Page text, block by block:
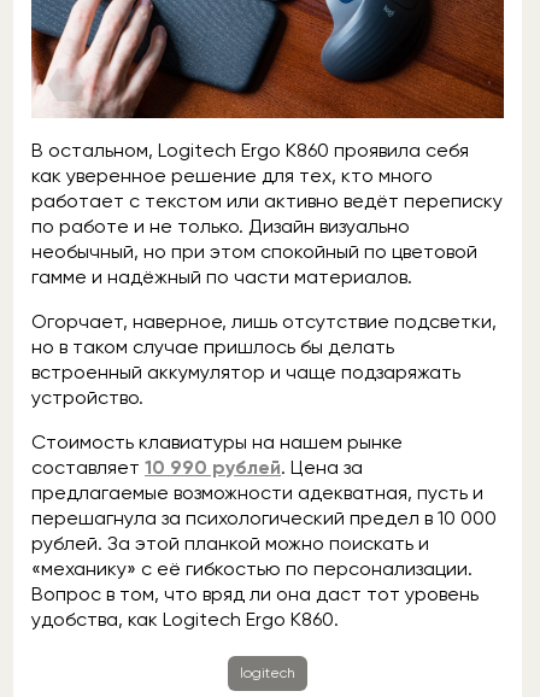
В остальном, Logitech Ergo K860 проявила себя
как уверенное решение для тех, кто много
работает с текстом или активно ведёт переписку
по работе и не только. Дизайн визуально
необычный, но при этом спокойный по цветовой
гамме и надёжный по части материалов.
Огорчает, наверное, лишь отсутствие подсветки,
но в таком случае пришлось бы делать
встроенный аккумулятор и чаще подзаряжать
устройство.
Стоимость клавиатуры на нашем рынке
составляет 10 990 рублей. Цена за
предлагаемые возможности адекватная, пусть и
перешагнула за психологический предел в 10 000
рублей. За этой планкой можно поискать и
«механику» с её гибкостью по персонализации.
Вопрос в том, что вряд ли она даст тот уровень
удобства, как Logitech Ergo K860.
logitech